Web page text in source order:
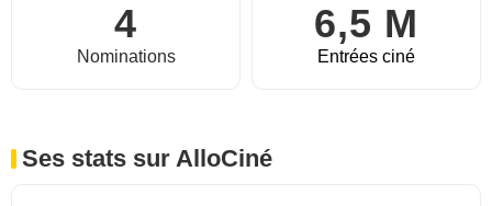
4
Nominations
6,5 M
Entrées ciné
Ses stats sur AlloCiné